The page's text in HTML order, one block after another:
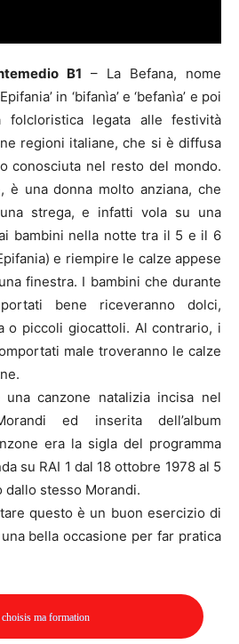
B1 – La Befana, nome
in ‘bifanìa’ e ‘befanìa’ e poi
folcloristica legata alle festività
regioni italiane, che si è diffusa
conosciuta nel resto del mondo.
è una donna molto anziana, che
strega, e infatti vola su una
bambini nella notte tra il 5 e il 6
e riempire le calze appese
finestra. I bambini che durante
bene riceveranno dolci,
o piccoli giocattoli. Al contrario, i
male troveranno le calze
una canzone natalizia incisa nel
ed inserita dell’album
era la sigla del programma
su RAI 1 dal 18 ottobre 1978 al 5
dallo stesso Morandi.
questo è un buon esercizio di
bella occasione per far pratica
choisis ma formation